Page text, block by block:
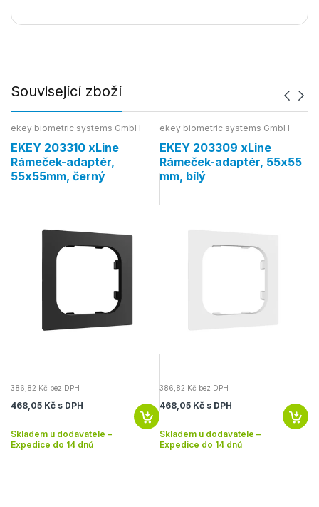
Související zboží
ekey biometric systems GmbH
EKEY 203310 xLine
Rámeček-adaptér,
55x55mm, černý
386,82 Kč bez DPH
468,05 Kč s DPH
Skladem u dodavatele –
Expedice do 14 dnů
ekey biometric systems GmbH
EKEY 203309 xLine
Rámeček-adaptér, 55x55
mm, bílý
386,82 Kč bez DPH
468,05 Kč s DPH
Skladem u dodavatele –
Expedice do 14 dnů